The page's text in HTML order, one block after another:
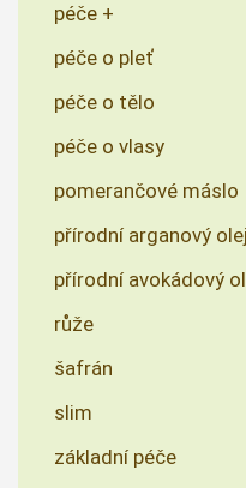
péče +
péče o pleť
péče o tělo
péče o vlasy
pomerančové máslo
přírodní arganový olej
přírodní avokádový
růže
šafrán
slim
základní péče